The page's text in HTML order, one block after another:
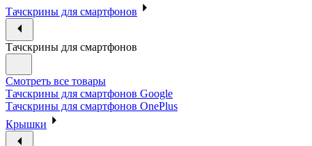
Тачскрины для смартфонов
Тачскрины для смартфонов
Смотреть все товары
Тачскрины для смартфонов Google
Тачскрины для смартфонов OnePlus
Крышки